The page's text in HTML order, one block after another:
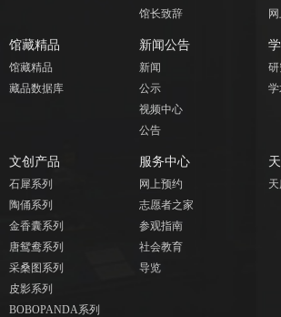
馆长致辞
馆藏精品
馆藏精品
藏品数据库
新闻公告
新闻
公示
视频中心
公告
文创产品
石犀系列
陶俑系列
金香囊系列
唐鸳鸯系列
采桑图系列
皮影系列
BOBOPANDA系列
服务中心
网上预约
志愿者之家
参观指南
社会教育
导览